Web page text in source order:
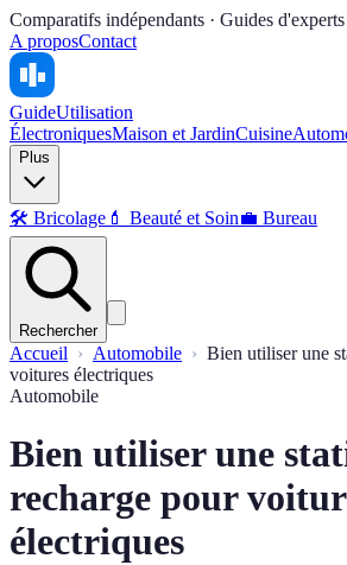
Comparatifs indépendants · Guides
A proposContact
GuideUtilisation
ÉlectroniquesMaison et JardinCuisine
Plus
🛠️ Bricolage 💄 Beauté et Soin💼 Bureau
Rechercher
Accueil Automobile
Bien utiliser une
voitures électriques
Automobile
Bien utiliser une
recharge pour
électriques